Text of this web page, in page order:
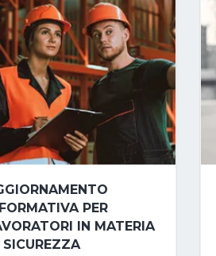
PER
IN MATERIA
SICUREZZA